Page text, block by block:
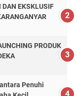
DAN EKSKLUSIF
PRODUK
Penuhi